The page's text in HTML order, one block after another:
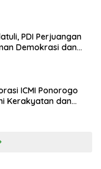
PDI Perjuangan
Demokrasi dan
ICMI Ponorogo
Kerakyatan dan